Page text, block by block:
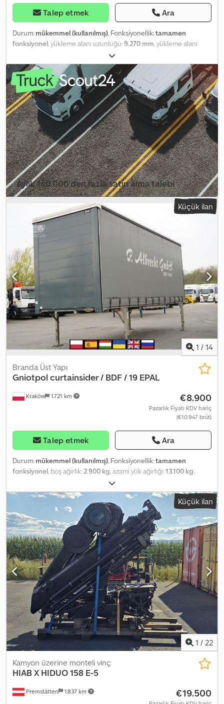
Talep etmek Ara
Durum: mükemmel (kullanılmış), Fonksiyonellik:tamamen
fonksiyonel, yükleme alanı uzunluğu:9.270 mm, yükleme alanı
, yükleme alanı yüksekliği:
2020, Kayar brandalı üstyapı Marmont / 23 EPAL Yıl 2020 Dsdpfx
Adszmv Nfjhswa Çerçeveler arası mesafe: 86 cm Uzunluk: 927 cm
Genişlik: 248 cm Yükseklik: 280 cm Kapasite: 23 EPAL Teknik ve
görsel durumu çok iyi.
Aylık 140.000'den fazla satın alma talebi
Bayi paketini seçin Küçük ilan
1 / 14
Kraków 1.721 km
Branda Üst Yapı
Gniotpolcurtainsider / BDF / 19 EPAL
€8.900
Pazarlık Fiyatı KDV hariç
(€10.947 brüt)
Talep etmek Ara
Durum: mükemmel (kullanılmış), Fonksiyonellik:tamamen
fonksiyonel, boş ağırlık:2.900 kg, azami yük ağırlığı:13.100 kg,
, yükleme alanı uzunluğu:
yükleme alanı genişliği:2.470 mm, yükleme alanı yüksekliği:3.040
, Üst yapı Branda Gniotpol / BDF / 19 EPAL
Dsdpfx Aszmv I Uedhswa Yıl 2021 Teknik veriler Azami toplam
ağırlık (PBT): 16.000 kg Ağırlık: 2.900 kg Yük kapasitesi: 13.100 kg
Boyutlar Toplam uzunluk: 781 cm Kilitlemeler arasındaki uzunluk:
580 cm Önden ön kilide kadar uzunluk: 100 cm Arka kilitten kapıya
kadar uzunluk: 100 cm İç boyutlar: Uzunluk: 772 cm Genişlik: 247
cm Yükseklik: 304 cm Kapasite: 19 EPAL Mükemmel durumda.
Küçük ilan
1 / 22
Premstätten 1.837 km
Kamyon üzerine monteli vinç
HIABX HIDUO 158 E-5
€19.500